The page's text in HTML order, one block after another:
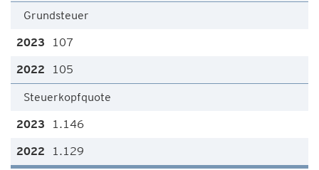
Grundsteuer
107
105
Steuerkopfquote
1.146
1.129